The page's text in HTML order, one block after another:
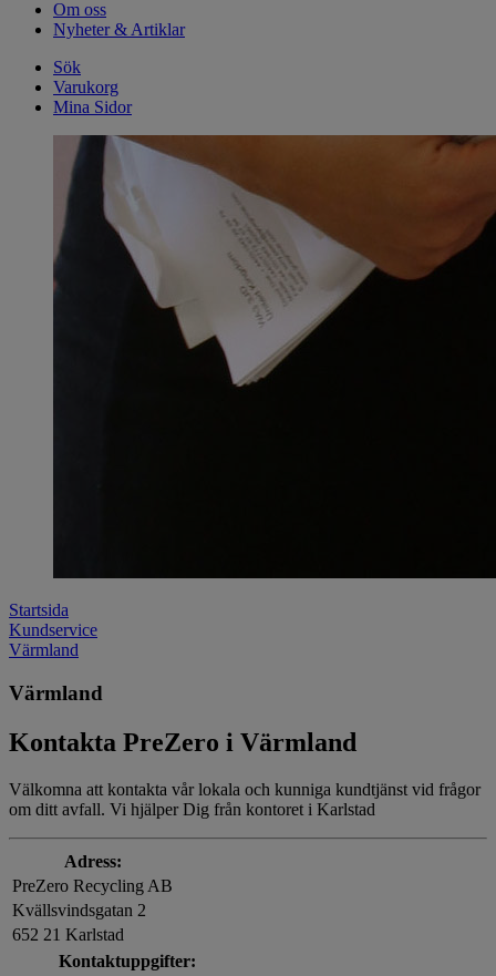
Om oss
Nyheter & Artiklar
Sök
Varukorg
Mina Sidor
Startsida
Kundservice
Värmland
Värmland
Kontakta PreZero i Värmland
Välkomna att kontakta vår lokala och kunniga kundtjänst vid frågor
om ditt avfall. Vi hjälper Dig från kontoret i Karlstad
Adress:
PreZero Recycling AB
Kvällsvindsgatan 2
652 21 Karlstad
Kontaktuppgifter: